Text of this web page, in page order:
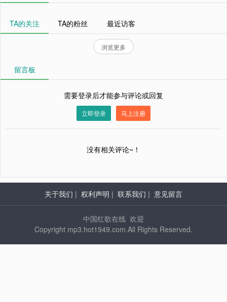
TA的关注 TA的粉丝 最近访客
浏览更多
留言板
需要登录后才能参与评论或回复
立即登录 马上注册
没有相关评论~！
关于我们 | 权利声明 | 联系我们 | 意见留言
中国红歌在线 欢迎
Copyright mp3.hot1949.com.All Rights Reserved.